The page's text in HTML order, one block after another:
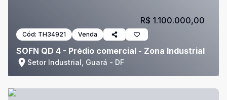
Cód: TH34921 Venda
SOFN QD 4 - Prédio comercial - Zona Industrial
Setor Industrial, Guará - DF
R$ 1.100.000,00